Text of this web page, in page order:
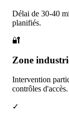
Délai de 30-40
planifiés.
🔐
Zone
Intervention
contrôles d'accès.
✓